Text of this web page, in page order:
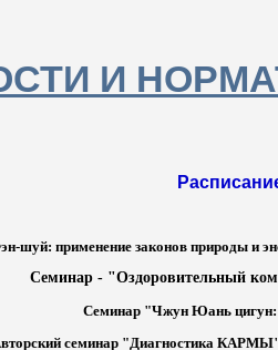
И
шуй: применение законов природы и
Семинар - "Оздоровительный
Семинар "Чжун Юань цигун
семинар "Диагностика